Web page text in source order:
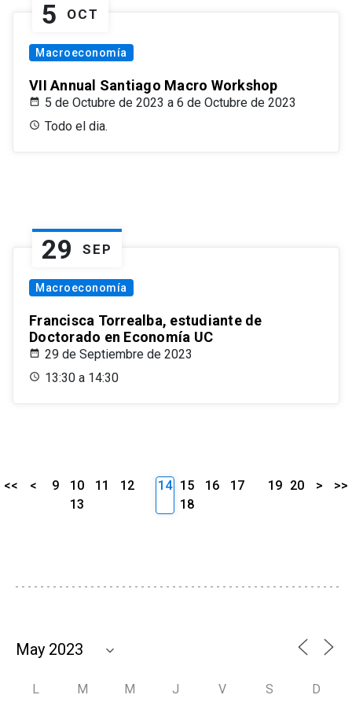
5 OCT
Macroeconomía
VII Annual Santiago Macro Workshop
5 de Octubre de 2023 a 6 de Octubre de 2023
Todo el dia.
29 SEP
Macroeconomía
Francisca Torrealba, estudiante de
Doctorado en Economía UC
29 de Septiembre de 2023
13:30 a 14:30
<< < 9 10 11
12
13
14 15 16
17
18
19 20 > >>
L M M J V S D